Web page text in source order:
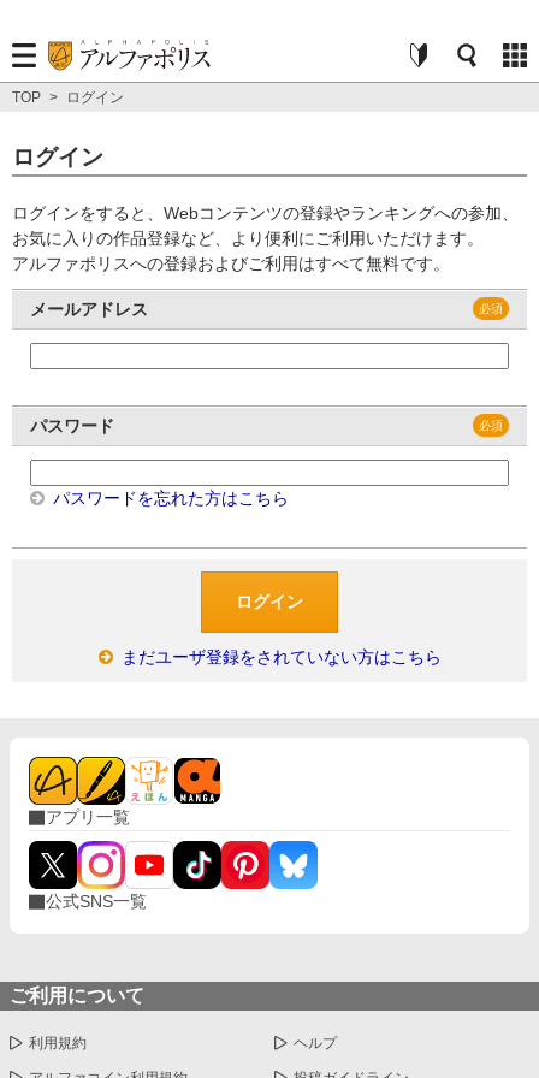
TOP > ログイン
ログイン
ログインをすると、Webコンテンツの登録やランキングへの参加、
お気に入りの作品登録など、より便利にご利用いただけます。
アルファポリスへの登録およびご利用はすべて無料です。
メールアドレス
パスワード
パスワードを忘れた方はこちら
まだユーザ登録をされていない方はこちら
アプリ一覧
公式SNS一覧
ご利用について
利用規約 ヘルプ